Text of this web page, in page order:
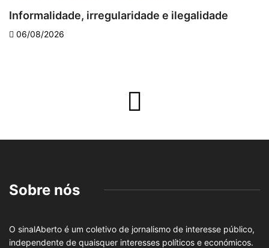
Informalidade, irregularidade e ilegalidade
06/08/2026
Sobre nós
O sinalAberto é um coletivo de jornalismo de interesse público,
independente de quaisquer interesses políticos e económicos.